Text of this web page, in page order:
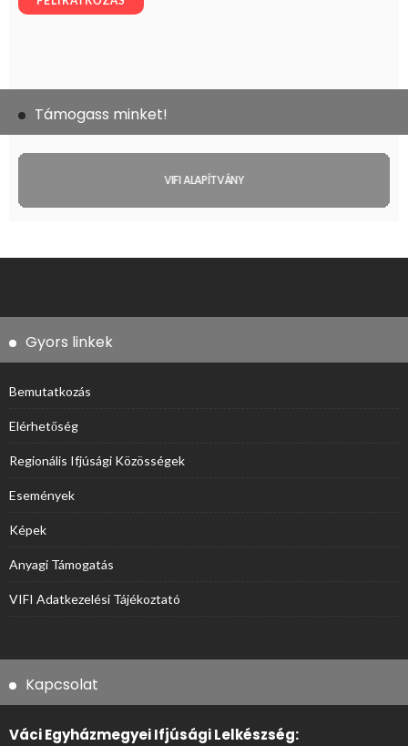
Támogass minket!
VIFI ALAPÍTVÁNY
Gyors linkek
Bemutatkozás
Elérhetőség
Regionális Ifjúsági Közösségek
Események
Képek
Anyagi Támogatás
VIFI Adatkezelési Tájékoztató
Kapcsolat
Váci Egyházmegyei Ifjúsági Lelkészség: